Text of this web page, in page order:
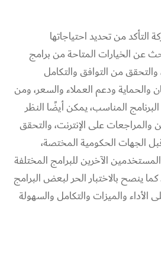
من تحديد احتياجاتها
عن الخيارات المتاحة من برامج
والتحقق من التوافق والتكامل
والحماية ودعم العملاء والسعر، ومن
البرنامج المناسب، يمكن أيضًا النظر
على الإنترنت، والتحقق
الجهات الحكومية المختصة،
الآخرين للبرامج المختلفة
ينصح بالاختبار الحر لبعض البرامج
الأداء والميزات والتكامل والسهولة